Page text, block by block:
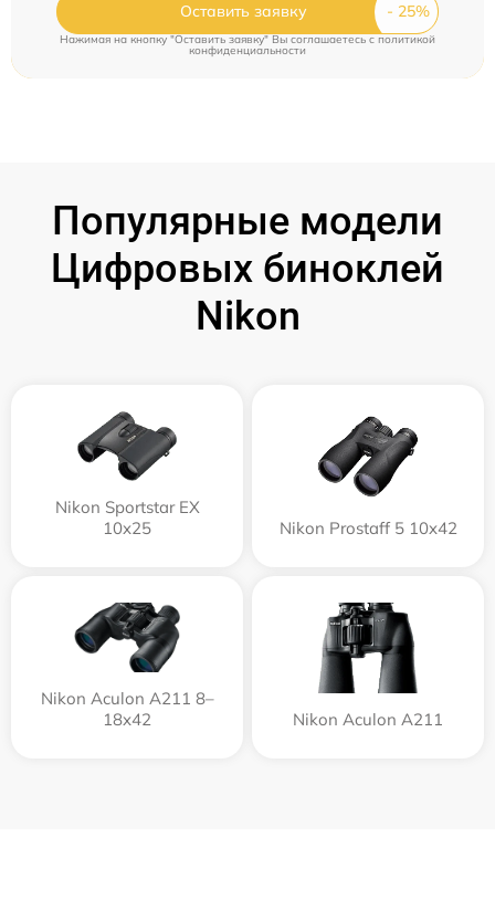
Оставить заявку
Нажимая на кнопку "Оставить заявку" Вы соглашаетесь cполитикой
конфиденциальности
Популярные модели
Цифровых биноклей
Nikon
Nikon Sportstar EX
10x25
Nikon Prostaff 5 10x42
Nikon Aculon A211 8–
18x42
Nikon Aculon A211